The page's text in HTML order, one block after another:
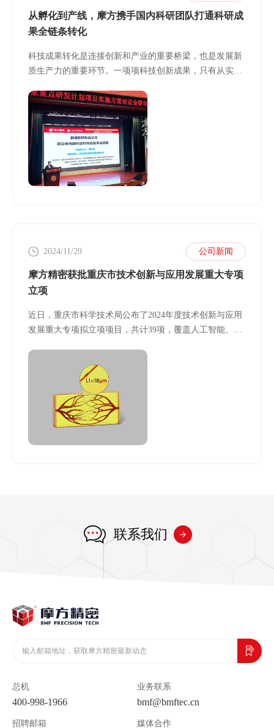
从孵化到产线，摩方携手国内科研团队打通科研成
果全链条转化
科技成果转化是连接创新和产业的重要桥梁，也是发展新
质生产力的重要环节。一项项科技创新成果，只有从实验
创新价值。
2024/11/29 公司新闻
摩方精密获批重庆市技术创新与应用发展重大专项
立项
近日，重庆市科学技术局公布了2024年度技术创新与应用
发展重大专项拟立项项目，共计39项，覆盖人工智能、高
联系我们
总机
400-998-1966
业务联系
bmf@bmftec.cn
招聘邮箱 媒体合作